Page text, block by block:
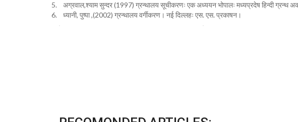
5. अग्रवाल,श्याम सुन्दर (1997) ग्रन्थालय सूचीकरणः एक अध्ययन भोपालः मध्यप्रदेष हिन्दी ग्रन्थ
6. ध्यानी, पुष्पा ,(2002) ग्रन्थालय वर्गीकरण। नई दिल्लहः एस. एस. प्रकाषन।